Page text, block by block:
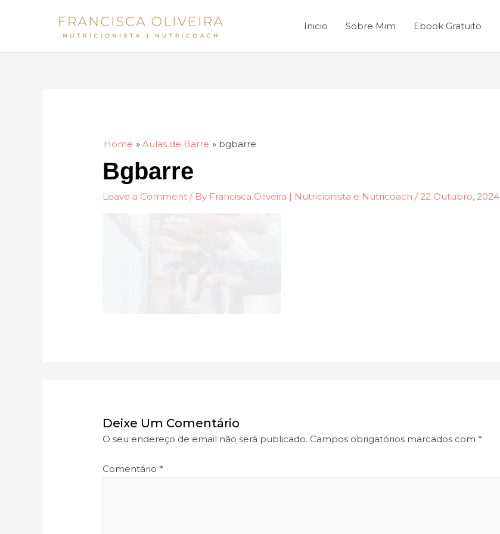
Inicio Sobre Mim Ebook Gratuito
Home Aulas de Barre bgbarre
Bgbarre
Leave a Comment / By Francisca Oliveira | Nutricionista e Nutricoach/22 Outubro, 2024
Deixe Um Comentário
O seu endereço de email não será publicado. Campos obrigatórios marcados com *
Comentário *